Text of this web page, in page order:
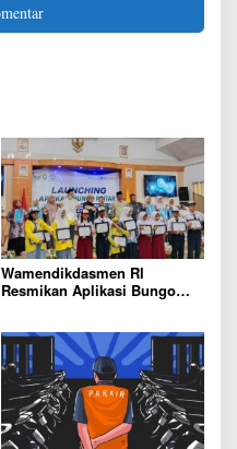
Wamendikdasmen RI
Resmikan Aplikasi Bungo
Mutu Pendidikan